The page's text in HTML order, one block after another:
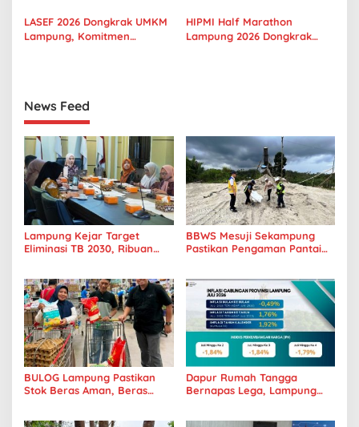
o
Kebijakan ke Gubernur dan
Wagub
Masa Depan
LASEF 2026 Dongkrak UMKM
Lampung, Komitmen
HIPMI Half Marathon
Lampung 2026 Dongkrak
News Feed
Lampung Kejar Target
Eliminasi TB 2030, Ribuan
BBWS Mesuji Sekampung
Pastikan Pengaman Pantai
BULOG Lampung Pastikan
Stok Beras Aman, Beras
Dapur Rumah Tangga
Bernapas Lega, Lampung